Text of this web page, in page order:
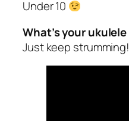
Under 10
What’s your
Just keep strumming!